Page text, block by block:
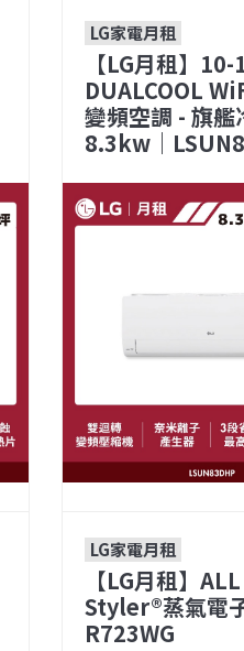
LG家電月租
【LG月租】
DUALCOOL
變頻空調 - 旗艦
8.3kw｜
LG家電月租
【LG月租】
Styler®蒸氣電
R723WG